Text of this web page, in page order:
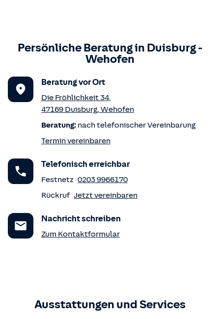
Persönliche Beratung in Duisburg-
Wehofen
Beratung vor Ort
Die Fröhlichkeit 34,
47169 Duisburg, Wehofen
Beratung: nach telefonischer Vereinbarung
Termin vereinbaren
Telefonisch erreichbar
Festnetz 0203 9966170
Rückruf Jetzt vereinbaren
Nachricht schreiben
Zum Kontaktformular
Ausstattungen und Services